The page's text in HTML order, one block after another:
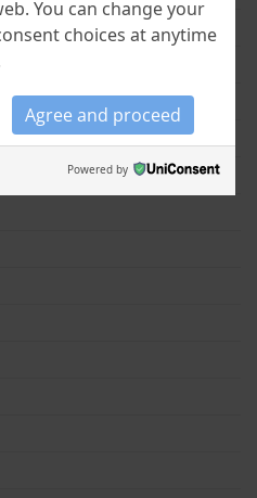
You can change your
choices at anytime
Agree and proceed
Powered by